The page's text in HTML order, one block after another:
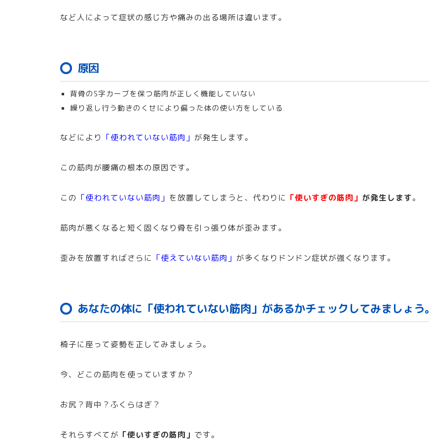
など人によって症状の感じ方や痛みの出る場所は違います。
原因
背骨のS字カーブを保つ筋肉が正しく機能していない
繰り返し行う動きのくせにより偏った体の使い方をしている
などにより 「使われていない筋肉」 が発生します。
この筋肉が腰痛の根本の原因です。
この 「使われていない筋肉」 を放置してしまうと、代わりに 「使いすぎの筋肉」 が発生します。
筋肉が悪くなると短く固くなり骨を引っ張り体が歪みます。
歪みを放置すればさらに 「使えていない筋肉」 が多くなりドンドン症状が強くなります。
あなたの体に「使われていない筋肉」があるかチェックしてみましょう。
椅子に座って姿勢を正してみましょう。
今、どこの筋肉を使っていますか？
お尻？背中？ふくらはぎ？
それらすべてが 「使いすぎの筋肉」 です。